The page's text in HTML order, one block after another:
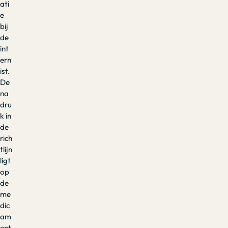
ati
e
bij
de
int
ern
ist.
De
na
dru
k in
de
rich
tlijn
ligt
op
de
me
dic
am